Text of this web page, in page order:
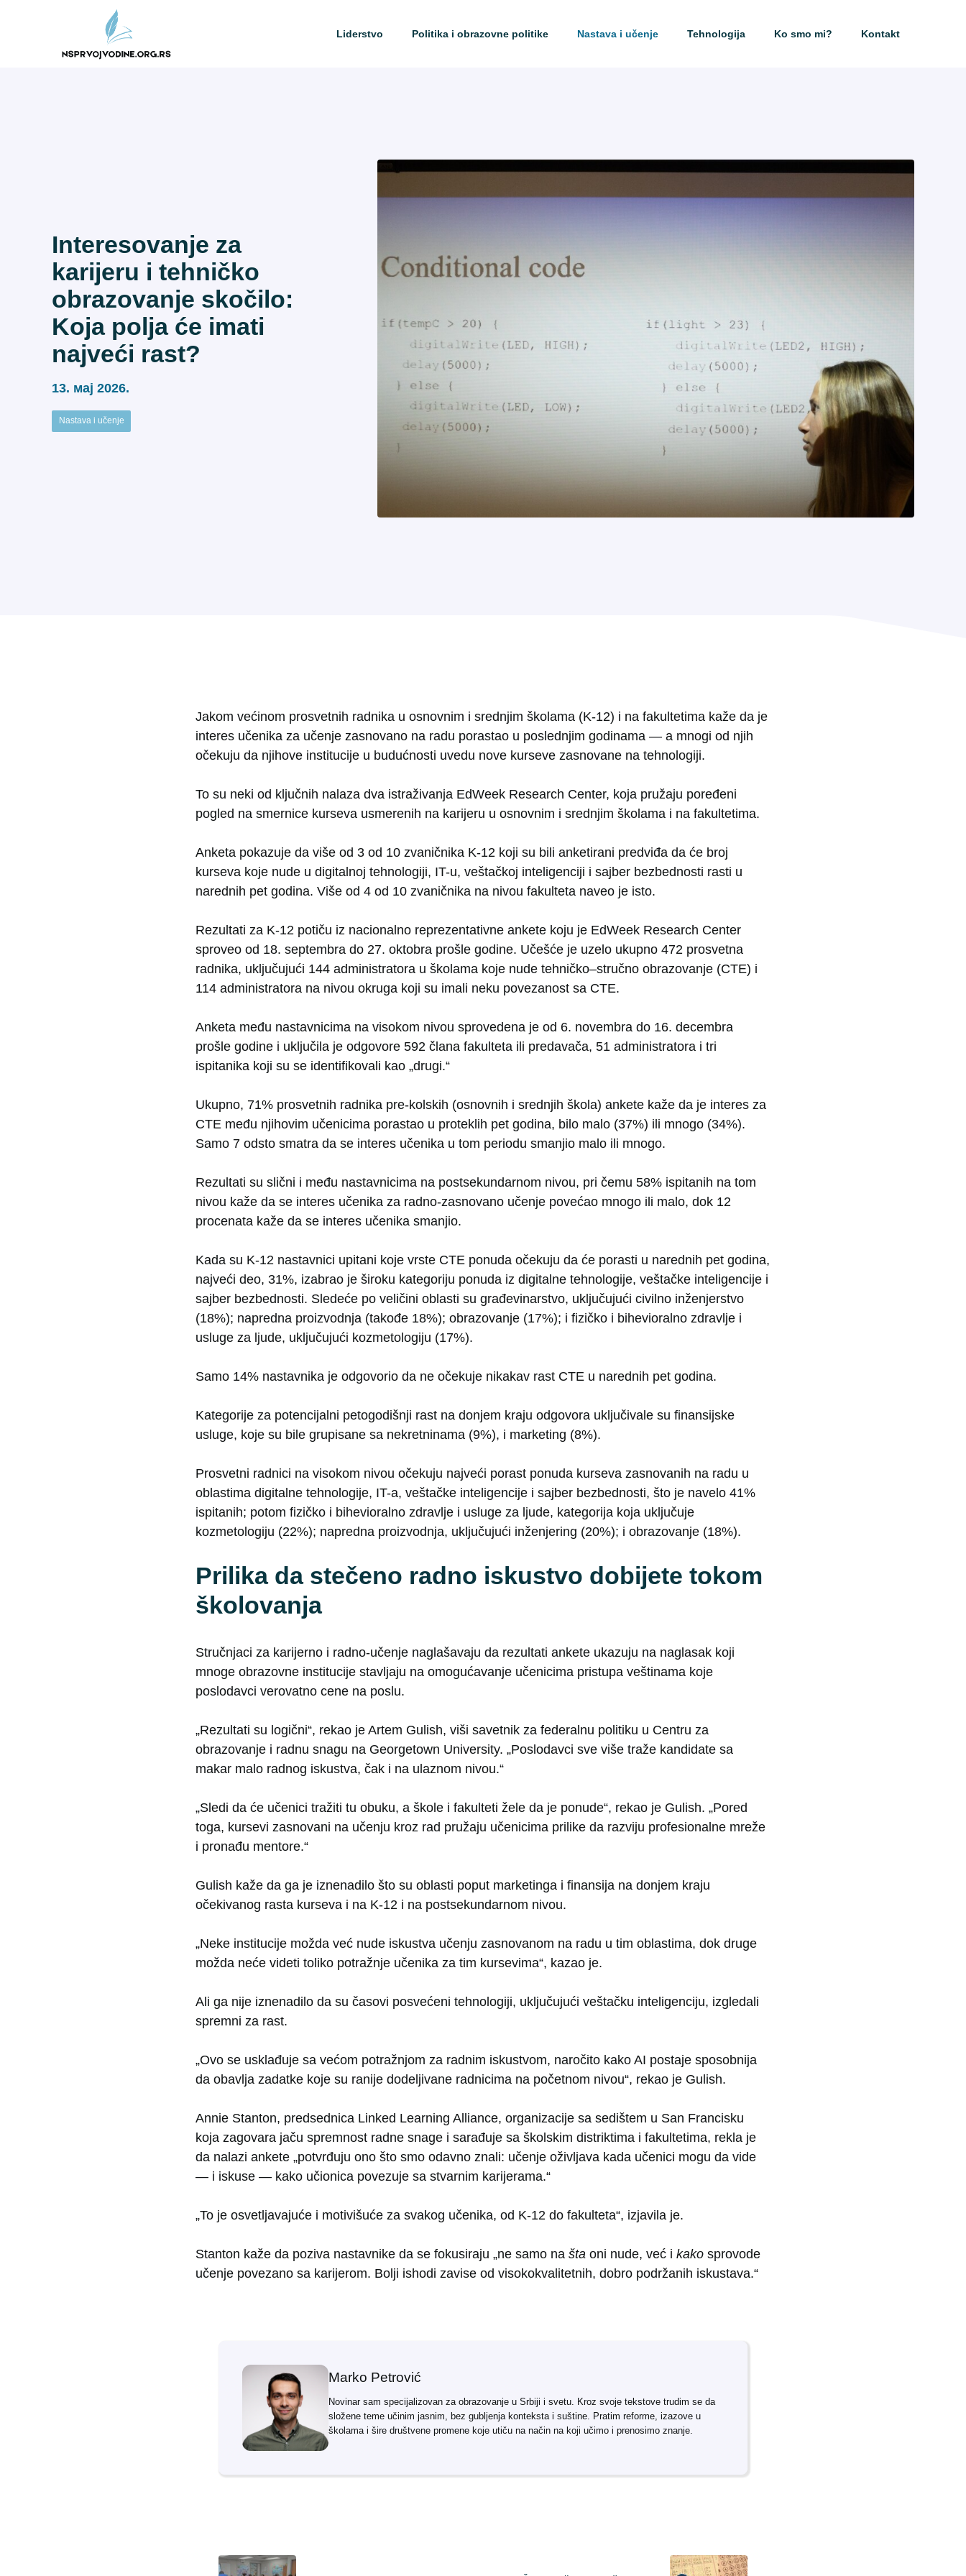
Liderstvo Politika i obrazovne politike Nastava i učenje Tehnologija Ko smo mi? Kontakt
Interesovanje za
karijeru i tehničko
obrazovanje skočilo:
Koja polja će imati
najveći rast?
13. мај 2026.
Nastava i učenje
Jakom većinom prosvetnih radnika u osnovnim i srednjim školama (K-12) i na fakultetima kaže da je
interes učenika za učenje zasnovano na radu porastao u poslednjim godinama — a mnogi od njih
očekuju da njihove institucije u budućnosti uvedu nove kurseve zasnovane na tehnologiji.
To su neki od ključnih nalaza dva istraživanja EdWeek Research Center, koja pružaju poređeni
pogled na smernice kurseva usmerenih na karijeru u osnovnim i srednjim školama i na fakultetima.
Anketa pokazuje da više od 3 od 10 zvaničnika K-12 koji su bili anketirani predviđa da će broj
kurseva koje nude u digitalnoj tehnologiji, IT-u, veštačkoj inteligenciji i sajber bezbednosti rasti u
narednih pet godina. Više od 4 od 10 zvaničnika na nivou fakulteta naveo je isto.
Rezultati za K-12 potiču iz nacionalno reprezentativne ankete koju je EdWeek Research Center
sproveo od 18. septembra do 27. oktobra prošle godine. Učešće je uzelo ukupno 472 prosvetna
radnika, uključujući 144 administratora u školama koje nude tehničko–stručno obrazovanje (CTE) i
114 administratora na nivou okruga koji su imali neku povezanost sa CTE.
Anketa među nastavnicima na visokom nivou sprovedena je od 6. novembra do 16. decembra
prošle godine i uključila je odgovore 592 člana fakulteta ili predavača, 51 administratora i tri
ispitanika koji su se identifikovali kao „drugi.“
Ukupno, 71% prosvetnih radnika pre-kolskih (osnovnih i srednjih škola) ankete kaže da je interes za
CTE među njihovim učenicima porastao u proteklih pet godina, bilo malo (37%) ili mnogo (34%).
Samo 7 odsto smatra da se interes učenika u tom periodu smanjio malo ili mnogo.
Rezultati su slični i među nastavnicima na postsekundarnom nivou, pri čemu 58% ispitanih na tom
nivou kaže da se interes učenika za radno-zasnovano učenje povećao mnogo ili malo, dok 12
procenata kaže da se interes učenika smanjio.
Kada su K-12 nastavnici upitani koje vrste CTE ponuda očekuju da će porasti u narednih pet godina,
najveći deo, 31%, izabrao je široku kategoriju ponuda iz digitalne tehnologije, veštačke inteligencije i
sajber bezbednosti. Sledeće po veličini oblasti su građevinarstvo, uključujući civilno inženjerstvo
(18%); napredna proizvodnja (takođe 18%); obrazovanje (17%); i fizičko i bihevioralno zdravlje i
usluge za ljude, uključujući kozmetologiju (17%).
Samo 14% nastavnika je odgovorio da ne očekuje nikakav rast CTE u narednih pet godina.
Kategorije za potencijalni petogodišnji rast na donjem kraju odgovora uključivale su finansijske
usluge, koje su bile grupisane sa nekretninama (9%), i marketing (8%).
Prosvetni radnici na visokom nivou očekuju najveći porast ponuda kurseva zasnovanih na radu u
oblastima digitalne tehnologije, IT-a, veštačke inteligencije i sajber bezbednosti, što je navelo 41%
ispitanih; potom fizičko i bihevioralno zdravlje i usluge za ljude, kategorija koja uključuje
kozmetologiju (22%); napredna proizvodnja, uključujući inženjering (20%); i obrazovanje (18%).
Prilika da stečeno radno iskustvo dobijete tokom
školovanja
Stručnjaci za karijerno i radno-učenje naglašavaju da rezultati ankete ukazuju na naglasak koji
mnoge obrazovne institucije stavljaju na omogućavanje učenicima pristupa veštinama koje
poslodavci verovatno cene na poslu.
„Rezultati su logični“, rekao je Artem Gulish, viši savetnik za federalnu politiku u Centru za
obrazovanje i radnu snagu na Georgetown University. „Poslodavci sve više traže kandidate sa
makar malo radnog iskustva, čak i na ulaznom nivou.“
„Sledi da će učenici tražiti tu obuku, a škole i fakulteti žele da je ponude“, rekao je Gulish. „Pored
toga, kursevi zasnovani na učenju kroz rad pružaju učenicima prilike da razviju profesionalne mreže
i pronađu mentore.“
Gulish kaže da ga je iznenadilo što su oblasti poput marketinga i finansija na donjem kraju
očekivanog rasta kurseva i na K-12 i na postsekundarnom nivou.
„Neke institucije možda već nude iskustva učenju zasnovanom na radu u tim oblastima, dok druge
možda neće videti toliko potražnje učenika za tim kursevima“, kazao je.
Ali ga nije iznenadilo da su časovi posvećeni tehnologiji, uključujući veštačku inteligenciju, izgledali
spremni za rast.
„Ovo se usklađuje sa većom potražnjom za radnim iskustvom, naročito kako AI postaje sposobnija
da obavlja zadatke koje su ranije dodeljivane radnicima na početnom nivou“, rekao je Gulish.
Annie Stanton, predsednica Linked Learning Alliance, organizacije sa sedištem u San Francisku
koja zagovara jaču spremnost radne snage i sarađuje sa školskim distriktima i fakultetima, rekla je
da nalazi ankete „potvrđuju ono što smo odavno znali: učenje oživljava kada učenici mogu da vide
— i iskusе — kako učionica povezuje sa stvarnim karijerama.“
„To je osvetljavajuće i motivišuće za svakog učenika, od K-12 do fakulteta“, izjavila je.
Stanton kaže da poziva nastavnike da se fokusiraju „ne samo na šta oni nude, već i kako sprovode
učenje povezano sa karijerom. Bolji ishodi zavise od visokokvalitetnih, dobro podržanih iskustava.“
Marko Petrović
Novinar sam specijalizovan za obrazovanje u Srbiji i svetu. Kroz svoje tekstove trudim se da
složene teme učinim jasnim, bez gubljenja konteksta i suštine. Pratim reforme, izazove u
školama i šire društvene promene koje utiču na način na koji učimo i prenosimo znanje.